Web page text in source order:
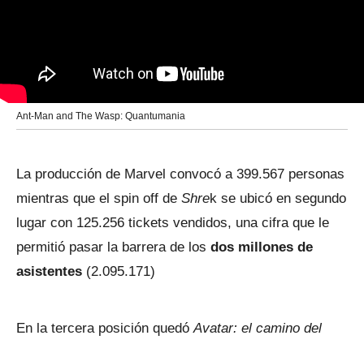
Ant-Man and The Wasp: Quantumania
La producción de Marvel convocó a 399.567 personas
mientras que el spin off de Shrek se ubicó en segundo
lugar con 125.256 tickets vendidos, una cifra que le
permitió pasar la barrera de los dos millones de
asistentes (2.095.171)
En la tercera posición quedóAvatar: el camino del